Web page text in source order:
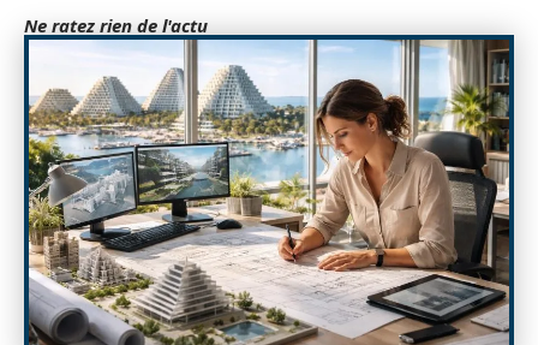
Ne ratez rien de l'actu